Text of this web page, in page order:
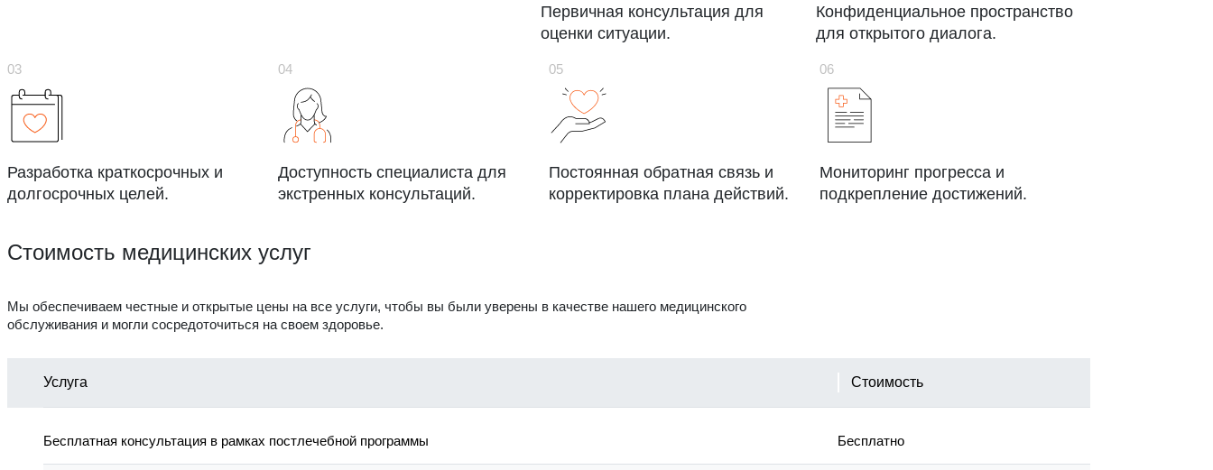
Первичная консультация для
оценки ситуации.
Конфиденциальное пространство
для открытого диалога.
Разработка краткосрочных и
долгосрочных целей.
Доступность специалиста для
экстренных консультаций.
Постоянная обратная связь и
корректировка плана действий.
Мониторинг прогресса и
подкрепление достижений.
Стоимость медицинских услуг
Мы обеспечиваем честные и открытые цены на все услуги, чтобы вы были уверены в качестве нашего медицинского
обслуживания и могли сосредоточиться на своем здоровье.
Услуга Стоимость
Бесплатная консультация в рамках постлечебной программы Бесплатно